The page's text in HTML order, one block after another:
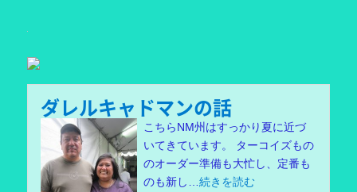
ダレルキャドマンの話
こちらNM州はすっかり夏に近づ
いてきています。 ターコイズもの
のオーダー準備も大忙し、定番も
のも新し…続きを読む